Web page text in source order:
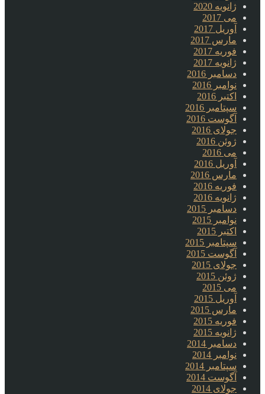
ژانویه 2020
می 2017
آوریل 2017
مارس 2017
فوریه 2017
ژانویه 2017
دسامبر 2016
نوامبر 2016
اکتبر 2016
سپتامبر 2016
آگوست 2016
جولای 2016
ژوئن 2016
می 2016
آوریل 2016
مارس 2016
فوریه 2016
ژانویه 2016
دسامبر 2015
نوامبر 2015
اکتبر 2015
سپتامبر 2015
آگوست 2015
جولای 2015
ژوئن 2015
می 2015
آوریل 2015
مارس 2015
فوریه 2015
ژانویه 2015
دسامبر 2014
نوامبر 2014
سپتامبر 2014
آگوست 2014
جولای 2014